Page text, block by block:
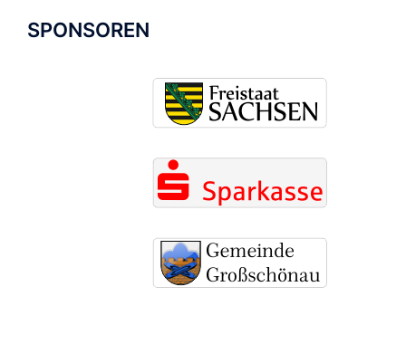
SPONSOREN